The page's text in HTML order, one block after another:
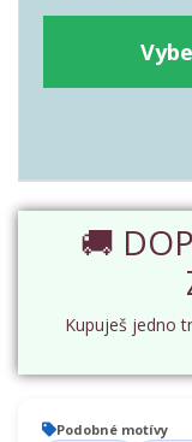
🚚
Kupuješ jedno
Podobné motívy